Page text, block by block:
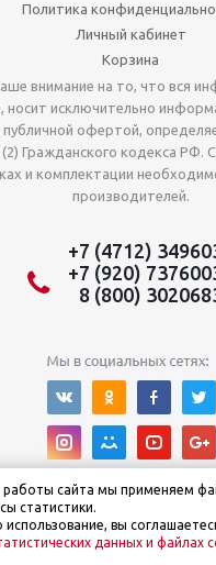
Политика
Личный кабинет
Корзина
внимание на то, что вся
носит исключительно
публичной офертой,
(2) Гражданского кодекса РФ.
и комплектации
производителей.
+7 (4712)
+7 (920)
8 (800)
магазин Tehnoslon™
работы сайта мы применяем
статистики.
вы
данных и файлах